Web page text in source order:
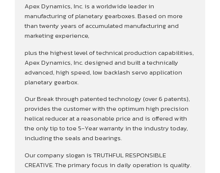
Apex Dynamics, Inc. is a worldwide leader in
manufacturing of planetary gearboxes. Based on more
than twenty years of accumulated manufacturing and
marketing experience,
plus the highest level of technical production capabilities,
Apex Dynamics, Inc. designed and built a technically
advanced, high speed, low backlash servo application
planetary gearbox.
Our Break through patented technology (over 6 patents),
provides the customer with the optimum high precision
helical reducer at a reasonable price and is offered with
the only tip to toe 5-Year warranty in the industry today,
including the seals and bearings.
Our company slogan is TRUTHFUL RESPONSIBLE
CREATIVE. The primary focus in daily operation is quality.